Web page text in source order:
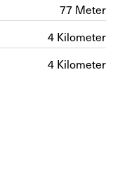
77 Meter
4 Kilometer
4 Kilometer